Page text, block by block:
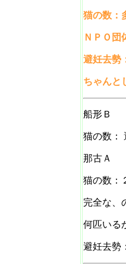
猫の数：
ＮＰＯ団
避妊去勢
ちゃんと
船形Ｂ
猫の数：
那古Ａ
猫の数：
完全な、
何匹いる
避妊去勢